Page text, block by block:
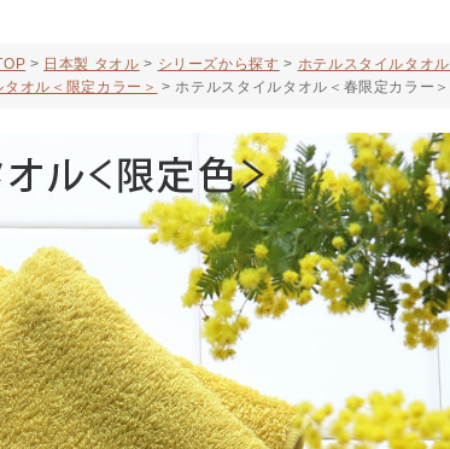
日本製 タオル シリーズから探す
ホテルスタイルタオル
オル＜限定カラー＞
ホテルスタイルタオル＜春限定カラー＞